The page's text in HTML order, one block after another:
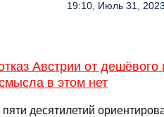
19:10, Июль 31,
Австрии от дешёвого
в этом нет
десятилетий